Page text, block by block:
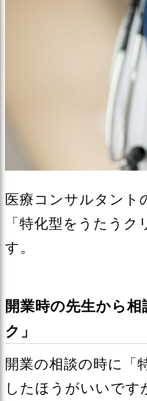
医療コンサルタント
「特化型をうたう
す。
開業時の先生から
ク」
開業の相談の時に「
したほうがいいです